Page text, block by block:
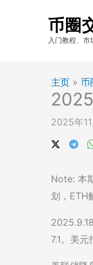
币圈
入门教程、市
主页 » 币
2025年
Note: 本
划，ETH
7.1。美